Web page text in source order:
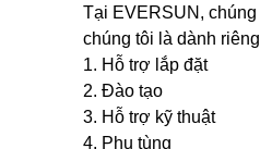
Tại EVERSUN,
chúng tôi là dành
1. Hỗ trợ lắp đặt
2. Đào tạo
3. Hỗ trợ kỹ thuật
4. Phụ tùng